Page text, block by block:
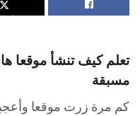
تعلم كيف تنشأ موقعا
مسبقة
كم مرة زرت موقعا